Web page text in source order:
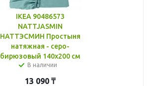
IKEA 90486573
NATTJASMIN
НАТТЭСМИН Простыня
натяжная - серо-
бирюзовый 140x200 см
В наличии
13 090₸